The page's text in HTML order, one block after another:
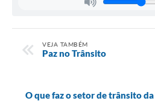
VEJA TAMBÉM
Paz no Trânsito
O que faz o setor de trânsito